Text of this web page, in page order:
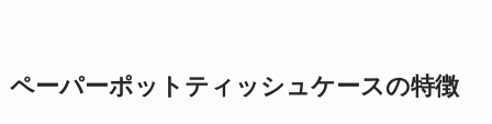
ペーパーポットティッシュケースの特徴